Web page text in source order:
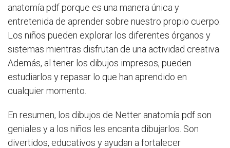
anatomía pdf porque es una manera única y
entretenida de aprender sobre nuestro propio cuerpo.
Los niños pueden explorar los diferentes órganos y
sistemas mientras disfrutan de una actividad creativa.
Además, al tener los dibujos impresos, pueden
estudiarlos y repasar lo que han aprendido en
cualquier momento.
En resumen, los dibujos de Netter anatomía pdf son
geniales y a los niños les encanta dibujarlos. Son
divertidos, educativos y ayudan a fortalecer